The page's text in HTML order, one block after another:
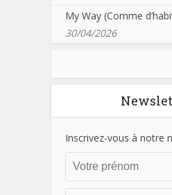
My Way (Comme
30/04/2026
Inscrivez-vous à notre